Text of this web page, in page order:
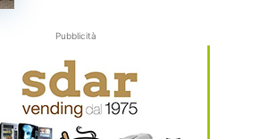
Pubblicità